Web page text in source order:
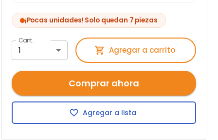
¡Pocas unidades! Solo quedan 7 piezas
Cant.
1 Agregar a carrito
Comprar ahora
Agregar a lista